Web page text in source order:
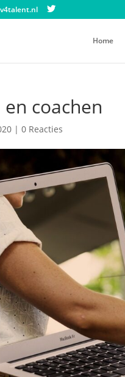
Home
coachen
|0 Reacties